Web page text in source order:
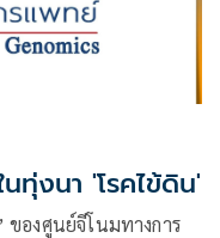
ทุ่งนา 'โรคไข้ดิน'
ของศูนย์จีโนมทางการ